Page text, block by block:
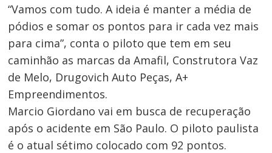
“Vamos com tudo. A ideia é manter a média de
pódios e somar os pontos para ir cada vez mais
para cima”, conta o piloto que tem em seu
caminhão as marcas da Amafil, Construtora Vaz
de Melo, Drugovich Auto Peças, A+
Empreendimentos.
Marcio Giordano vai em busca de recuperação
após o acidente em São Paulo. O piloto paulista
é o atual sétimo colocado com 92 pontos.